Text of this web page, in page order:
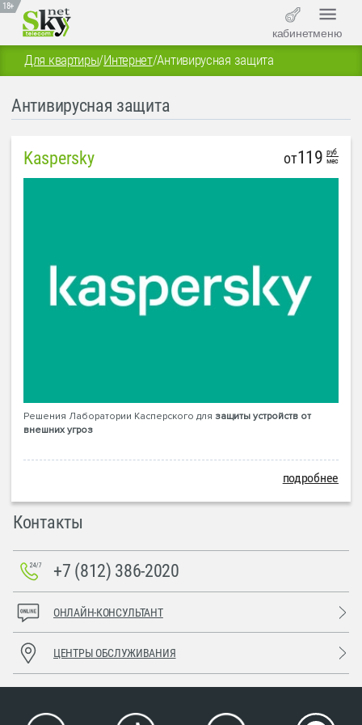
18+
кабинетменю
Для квартиры/Интернет/Антивирусная защита
Антивирусная защита
Kaspersky от119 руб
мес
Решения Лаборатории Касперского для защиты устройств от
внешних угроз
подробнее
Контакты
+7 (812) 386-2020
ОНЛАЙН-КОНСУЛЬТАНТ
ЦЕНТРЫ ОБСЛУЖИВАНИЯ